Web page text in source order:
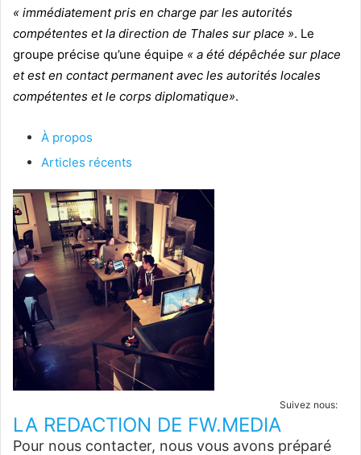
« immédiatement pris en charge par les autorités
compétentes et la direction de Thales sur place ». Le
groupe précise qu’une équipe « a été dépêchée sur place
et est en contact permanent avec les autorités locales
compétentes et le corps diplomatique».
À propos
Articles récents
Suivez nous:
LA REDACTION DE FW.MEDIA
Pour nous contacter, nous vous avons préparé